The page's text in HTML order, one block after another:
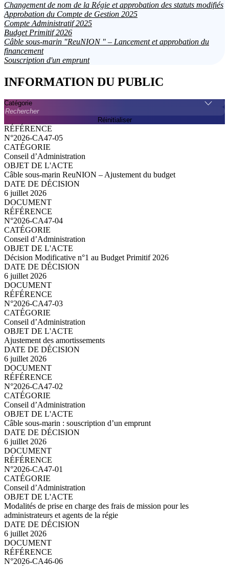
Changement de nom de la Régie et approbation des statuts modifiés
Approbation du Compte de Gestion 2025
Compte Administratif 2025
Budget Primitif 2026
Câble sous-marin "ReuNION " – Lancement et approbation du
financement
Souscription d'un emprunt
INFORMATION DU PUBLIC
Catégorie
Rechercher
Réinitialiser
N°2026-CA47-05
Conseil d’Administration
Câble sous-marin ReuNION – Ajustement du budget
6 juillet 2026
N°2026-CA47-04
Conseil d’Administration
Décision Modificative n°1 au Budget Primitif 2026
6 juillet 2026
N°2026-CA47-03
Conseil d’Administration
Ajustement des amortissements
6 juillet 2026
N°2026-CA47-02
Conseil d’Administration
Câble sous-marin : souscription d’un emprunt
6 juillet 2026
N°2026-CA47-01
Conseil d’Administration
Modalités de prise en charge des frais de mission pour les
administrateurs et agents de la régie
6 juillet 2026
N°2026-CA46-06